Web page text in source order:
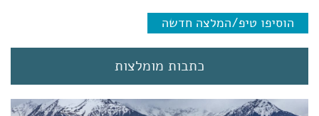
e
n
t
)
הוסיפו טיפ/המלצה חדשה
כתבות מומלצות